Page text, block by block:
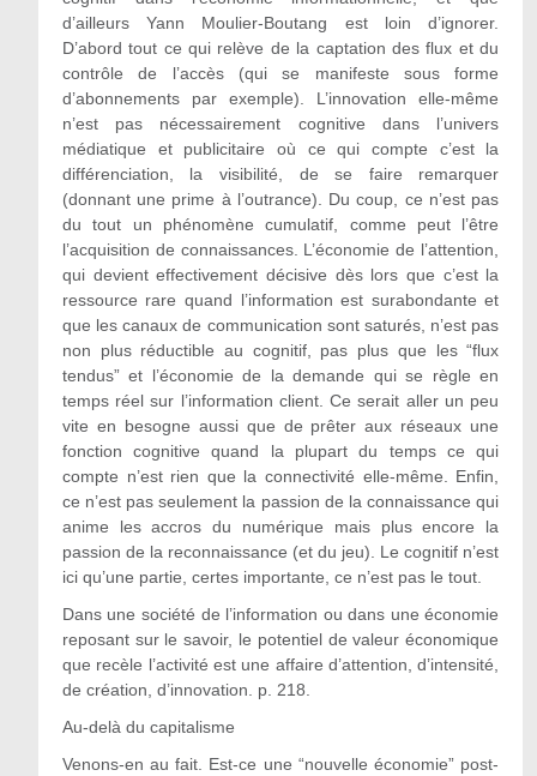
d’ailleurs Yann Moulier-Boutang est loin d’ignorer.
D’abord tout ce qui relève de la captation des flux et du
contrôle de l’accès (qui se manifeste sous forme
d’abonnements par exemple). L’innovation elle-même
n’est pas nécessairement cognitive dans l’univers
médiatique et publicitaire où ce qui compte c’est la
différenciation, la visibilité, de se faire remarquer
(donnant une prime à l’outrance). Du coup, ce n’est pas
du tout un phénomène cumulatif, comme peut l’être
l’acquisition de connaissances. L’économie de l’attention,
qui devient effectivement décisive dès lors que c’est la
ressource rare quand l’information est surabondante et
que les canaux de communication sont saturés, n’est pas
non plus réductible au cognitif, pas plus que les “flux
tendus” et l’économie de la demande qui se règle en
temps réel sur l’information client. Ce serait aller un peu
vite en besogne aussi que de prêter aux réseaux une
fonction cognitive quand la plupart du temps ce qui
compte n’est rien que la connectivité elle-même. Enfin,
ce n’est pas seulement la passion de la connaissance qui
anime les accros du numérique mais plus encore la
passion de la reconnaissance (et du jeu). Le cognitif n’est
ici qu’une partie, certes importante, ce n’est pas le tout.
Dans une société de l’information ou dans une économie
reposant sur le savoir, le potentiel de valeur économique
que recèle l’activité est une affaire d’attention, d’intensité,
de création, d’innovation. p. 218.
Au-delà du capitalisme
Venons-en au fait. Est-ce une “nouvelle économie” post-